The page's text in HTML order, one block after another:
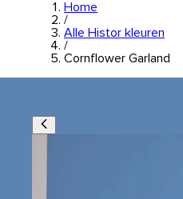
Home
/
Alle Histor kleuren
/
Cornflower Garland